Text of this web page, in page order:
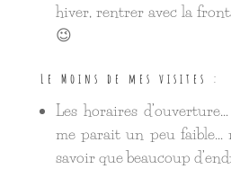
hiver, rentrer avec la
😉
Le Moins de mes visites :
Les horaires
me parait un peu faible…
savoir que beaucoup